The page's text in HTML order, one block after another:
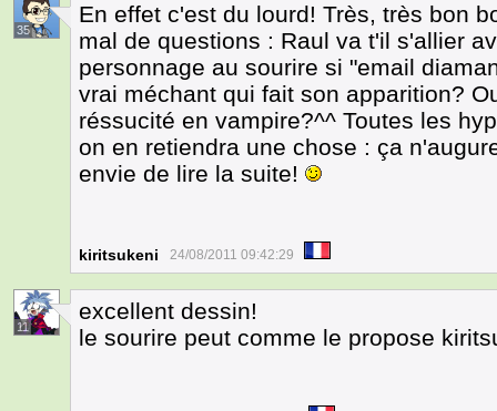
35
En effet c'est du lourd! Très, très bon
mal de questions : Raul va t'il s'allier
personnage au sourire si "email
vrai méchant qui fait son apparition?
réssucité en vampire?^^ Toutes les
on en retiendra une chose : ça
envie de lire la suite!
kiritsukeni 24/08/2011 09:42:29
11
excellent dessin!
le sourire peut comme le propose